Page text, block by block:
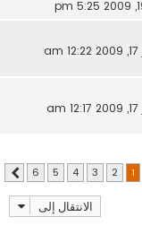
2
3
4
5
6 التالي
الانتقال إلى